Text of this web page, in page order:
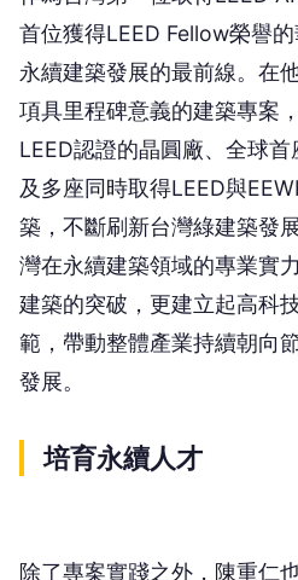
首位獲得LEED Fellow榮譽
永續建築發展的最前線。在
項具里程碑意義的建築專案
LEED認證的晶圓廠、全球
及多座同時取得LEED與
築，不斷刷新台灣綠建築發
灣在永續建築領域的專業實
建築的突破，更建立起高科
範，帶動整體產業持續朝向
發展。
培育永續人才
除了專案實踐之外，陳重仁